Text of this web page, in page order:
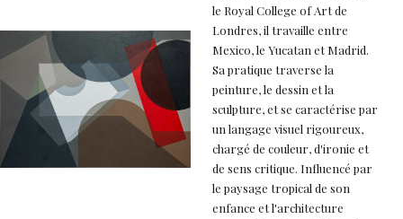
le Royal College of Art de
Londres, il travaille entre
Mexico, le Yucatan et Madrid.
Sa pratique traverse la
peinture, le dessin et la
sculpture, et se caractérise par
un langage visuel rigoureux,
chargé de couleur, d'ironie et
de sens critique. Influencé par
le paysage tropical de son
enfance et l'architecture